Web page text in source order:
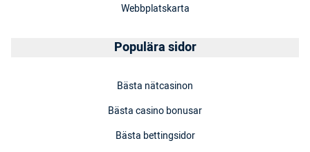
Webbplatskarta
Populära sidor
Bästa nätcasinon
Bästa casino bonusar
Bästa bettingsidor